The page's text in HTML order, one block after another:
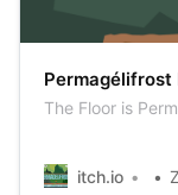
Permagélifrost
The Floor is
itch.io